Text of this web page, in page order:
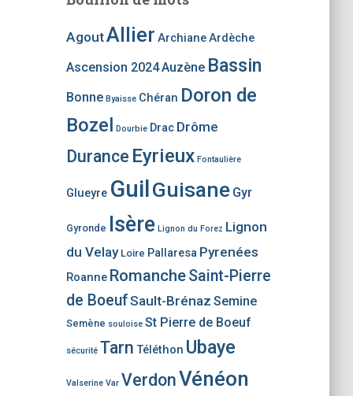
AgoutAllier ArchianeArdèche
Ascension 2024Auzène Bassin
Bonne Byaisse Chéran Doron de
Bozel
Dourbie Drac Drôme
Durance Eyrieux Fontaulière
Glueyre Guil Guisane Gyr
Gyronde Isère Lignon du Forez Lignon
du Velay Loire Pallaresa Pyrenées
Roanne RomancheSaint-Pierre
de BoeufSault-Brénaz Semine
Semène souloise St Pierre de Boeuf
sécurité Tarn Téléthon Ubaye
Valserine Var VerdonVénéon